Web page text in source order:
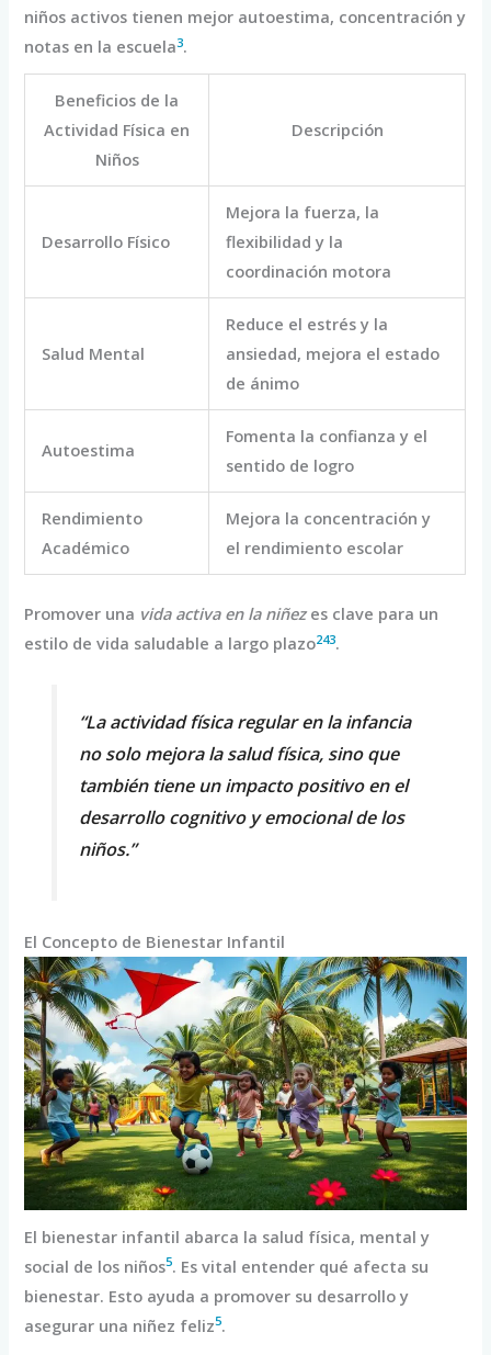
niños activos tienen mejor autoestima, concentración y
notas en la escuela3.
Beneficios de la
Actividad Física en
Niños
Descripción
Desarrollo Físico
Mejora la fuerza, la
flexibilidad y la
coordinación motora
Salud Mental
Reduce el estrés y la
ansiedad, mejora el estado
de ánimo
Autoestima
Fomenta la confianza y el
sentido de logro
Rendimiento
Académico
Mejora la concentración y
el rendimiento escolar
Promover una vida activa en la niñezes clave para un
estilo de vida saludable a largo plazo243.
“La actividad física regular en la infancia
no solo mejora la salud física, sino que
también tiene un impacto positivo en el
desarrollo cognitivo y emocional de los
niños.”
El Concepto de Bienestar Infantil
El bienestar infantil abarca la salud física, mental y
social de los niños5. Es vital entender qué afecta su
bienestar. Esto ayuda a promover su desarrollo y
asegurar una niñez feliz5.